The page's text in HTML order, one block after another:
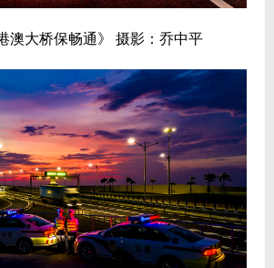
澳大桥保畅通》 摄影：乔中平